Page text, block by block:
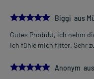
5.0
Biggi aus
Gutes Produkt, ich nehm
Ich fühle mich fitter. Sehr
5.0Anonym